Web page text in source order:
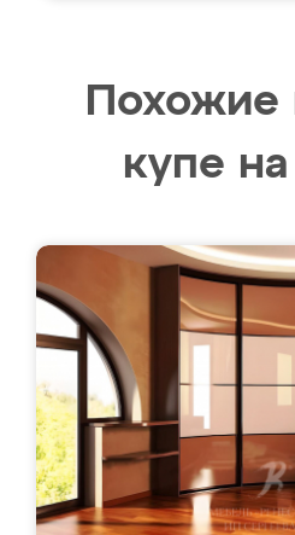
купе на